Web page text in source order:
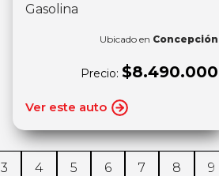
Gasolina
Ubicado en Concepción
Precio: $8.490.000
Ver este auto
3 4 5 6 7 8 9